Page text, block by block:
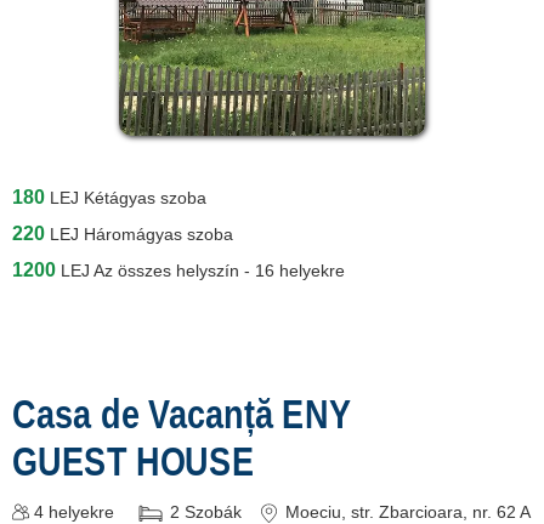
180 LEJ Kétágyas szoba
220 LEJ Háromágyas szoba
1200 LEJ Az összes helyszín - 16 helyekre
Casa de Vacanță ENY
GUEST HOUSE
4 helyekre 2 Szobák Moeciu, str. Zbarcioara, nr. 62 A